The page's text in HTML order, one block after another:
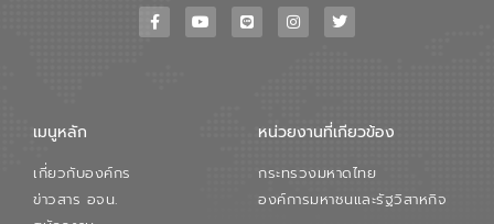
เมนูหลัก
เกี่ยวกับองค์กร
ข่าวสาร อจน.
หน่วยงานที่เกียวข้อง
กระทรวงมหาดไทย
องค์การมหาชนและรัฐวิสาหกิจ